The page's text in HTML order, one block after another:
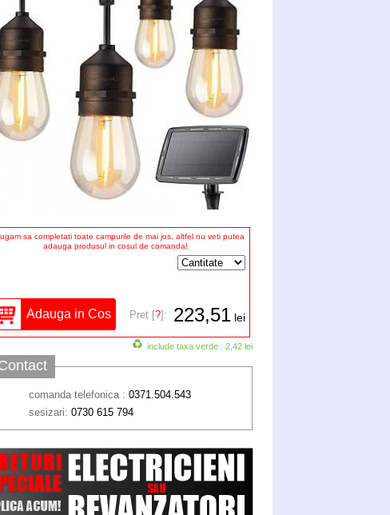
sa completati toate campurile de mai jos, altfel nu veti putea
adauga produsul in cosul de comanda!
Pret [?]: 223,51 lei
include taxa verde : 2,42 lei
comanda telefonica : 0371.504.543
sesizari: 0730 615 794